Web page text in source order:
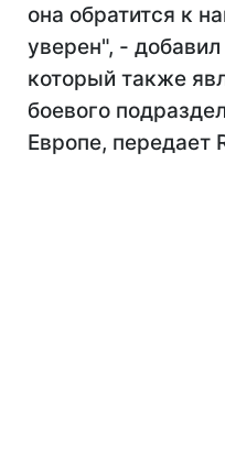
она обратится к
уверен", -
который также
боевого
Европе, передает